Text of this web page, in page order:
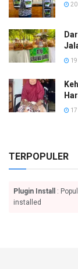
TERPOPULER
Plugin Install
:
installed